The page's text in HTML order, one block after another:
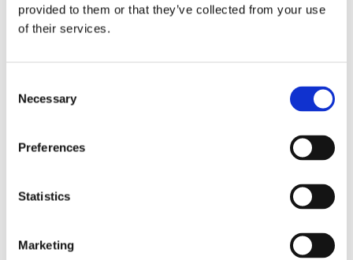
provided to them or that they’ve collected from your use
of their services.
Selection
Necessary
Preferences
Statistics
Marketing
冷却
Shaft driven fun
(Ventola calettata su
(Ventola
15